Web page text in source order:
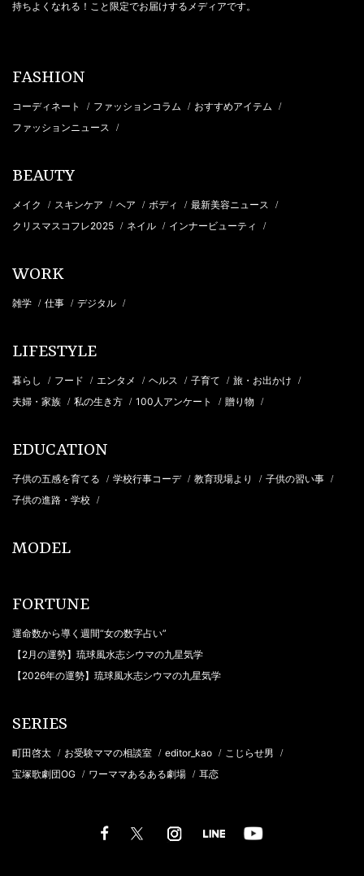
持ちよくなれる！こと限定でお届けするメディアです。
FASHION
コーディネート / ファッションコラム / おすすめアイテム /
ファッションニュース /
BEAUTY
メイク / スキンケア / ヘア / ボディ / 最新美容ニュース /
クリスマスコフレ2025 / ネイル / インナービューティ /
WORK
雑学 / 仕事 / デジタル /
LIFESTYLE
暮らし / フード / エンタメ / ヘルス / 子育て / 旅・お出かけ /
夫婦・家族 / 私の生き方 / 100人アンケート / 贈り物 /
EDUCATION
子供の五感を育てる / 学校行事コーデ / 教育現場より / 子供の習い事 /
子供の進路・学校 /
MODEL
FORTUNE
運命数から導く週間“女の数字占い”
【2月の運勢】琉球風水志シウマの九星気学
【2026年の運勢】琉球風水志シウマの九星気学
SERIES
町田啓太 / お受験ママの相談室 / editor_kao / こじらせ男 /
宝塚歌劇団OG / ワーママあるある劇場 / 耳恋